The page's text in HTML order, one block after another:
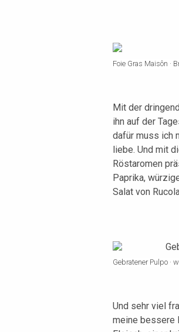
Foie Gras Maisôn ·
Mit der
ihn auf der
dafür muss ich
liebe. Und mit
Röstaromen
Paprika,
Salat von
Gebratener Pulpo ·
Und sehr viel
meine bessere